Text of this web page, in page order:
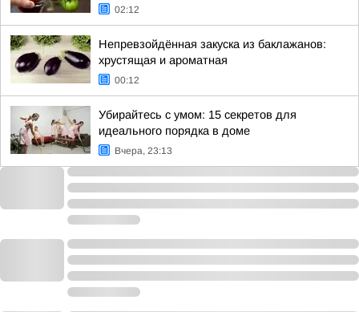
02:12
Непревзойдённая закуска из баклажанов:
хрустящая и ароматная
00:12
Убирайтесь с умом: 15 секретов для
идеального порядка в доме
Вчера, 23:13